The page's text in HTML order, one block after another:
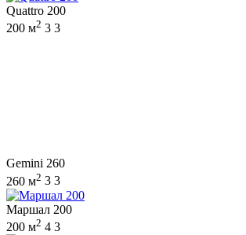
Quattro 200
200 м2 3 3
Gemini 260
260 м2 3 3
Маршал 200
200 м2 4 3